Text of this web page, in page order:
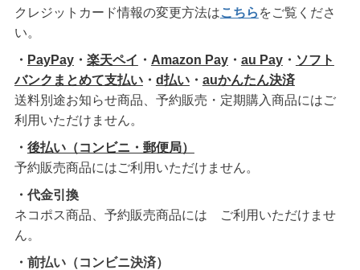
クレジットカード情報の変更方法はこちら をご覧くださ
い。
・ PayPay・ 楽天ペイ ・ Amazon Pay・ au Pay・ ソフト
バンクまとめて支払い・ d払い・ auかんたん決済
送料別途お知らせ商品、予約販売・定期購入商品にはご
利用いただけません。
・ 後払い（コンビニ・郵便局）
予約販売商品にはご利用いただけません。
・代金引換
ネコポス商品、予約販売商品には ご利用いただけませ
ん。
・前払い（コンビニ決済）